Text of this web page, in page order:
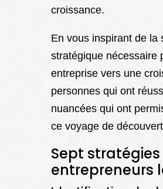
croissance.
En vous inspirant de la
stratégique nécessaire
entreprise vers une
personnes qui ont
nuancées qui ont
ce voyage de
Sept
entrepreneurs